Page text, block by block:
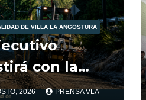
DE VILLA LA ANGOSTURA
con la
de ripio
2026 PRENSA VLA